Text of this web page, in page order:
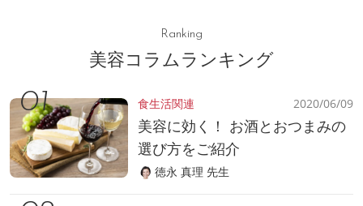
Ranking
美容コラムランキング
食生活関連 2020/06/09
美容に効く！ お酒とおつまみの
選び方をご紹介
徳永 真理 先生